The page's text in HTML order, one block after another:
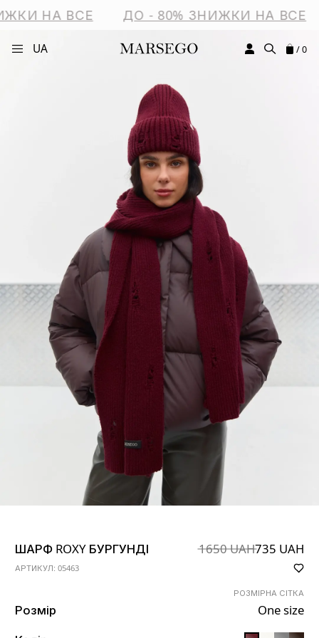
НА ВСЕ ДО - 80% ЗНИЖКИ НА ВСЕ
UA / 0
ШАРФ ROXY БУРГУНДІ 1650 UAH735 UAH
АРТИКУЛ: 05463
РОЗМІРНА СІТКА
Розмір
One size